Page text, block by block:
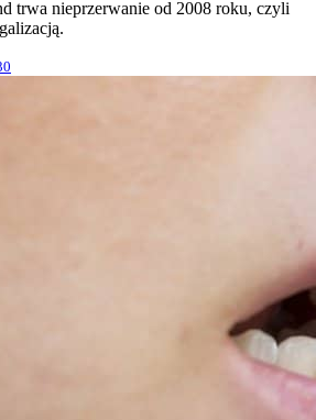
trwa nieprzerwanie od 2008 roku, czyli